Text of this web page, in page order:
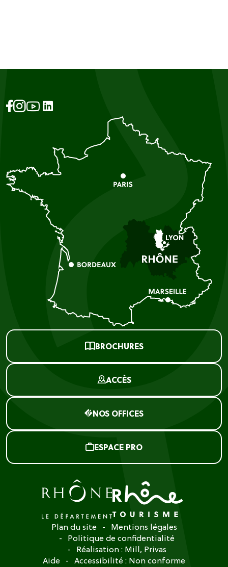
BROCHURES
ACCÈS
NOS OFFICES
ESPACE PRO
Plan du site
Mentions légales
Politique de confidentialité
Réalisation : Mill, Privas
Aide
Accessibilité : Non conforme